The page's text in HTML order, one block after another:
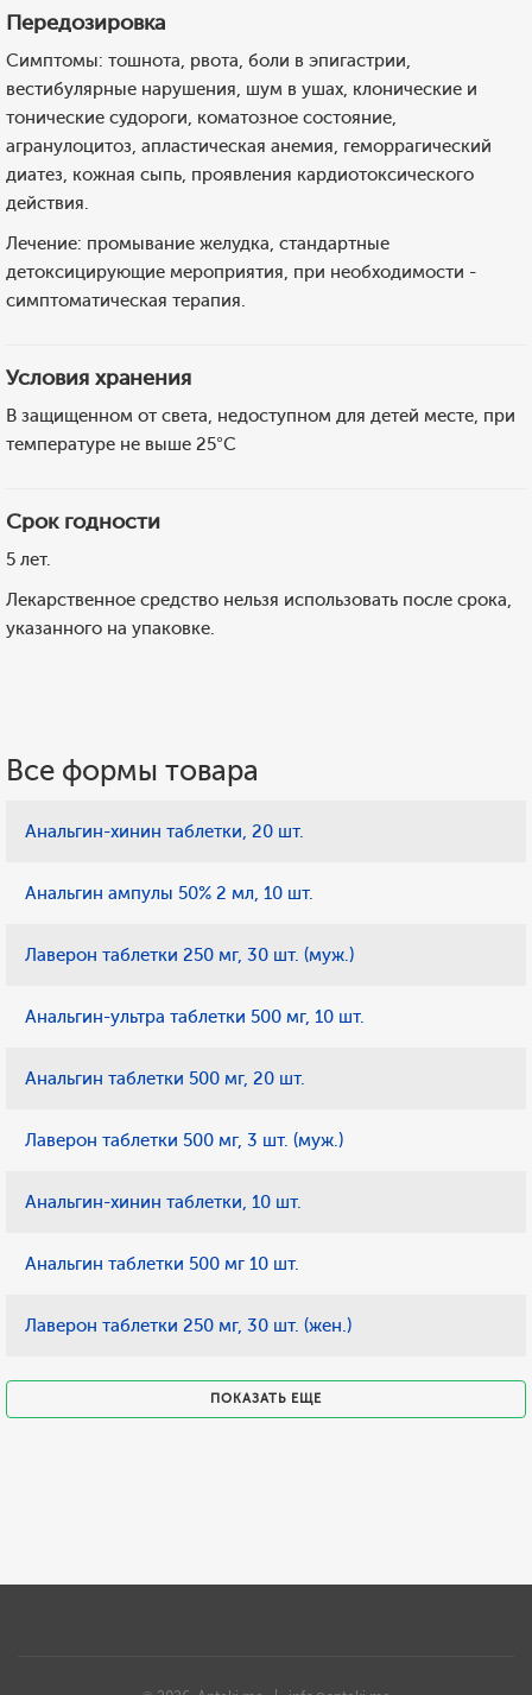
Передозировка
Симптомы: тошнота, рвота, боли в эпигастрии,
вестибулярные нарушения, шум в ушах, клонические и
тонические судороги, коматозное состояние,
агранулоцитоз, апластическая анемия, геморрагический
диатез, кожная сыпь, проявления кардиотоксического
действия.
Лечение: промывание желудка, стандартные
детоксицирующие мероприятия, при необходимости -
симптоматическая терапия.
Условия хранения
В защищенном от света, недоступном для детей месте, при
температуре не выше 25°C
Срок годности
5 лет.
Лекарственное средство нельзя использовать после срока,
указанного на упаковке.
Все формы товара
Анальгин-хинин таблетки, 20 шт.
Анальгин ампулы 50% 2 мл, 10 шт.
Лаверон таблетки 250 мг, 30 шт. (муж.)
Анальгин-ультра таблетки 500 мг, 10 шт.
Анальгин таблетки 500 мг, 20 шт.
Лаверон таблетки 500 мг, 3 шт. (муж.)
Анальгин-хинин таблетки, 10 шт.
Анальгин таблетки 500 мг 10 шт.
Лаверон таблетки 250 мг, 30 шт. (жен.)
ПОКАЗАТЬ ЕЩЕ